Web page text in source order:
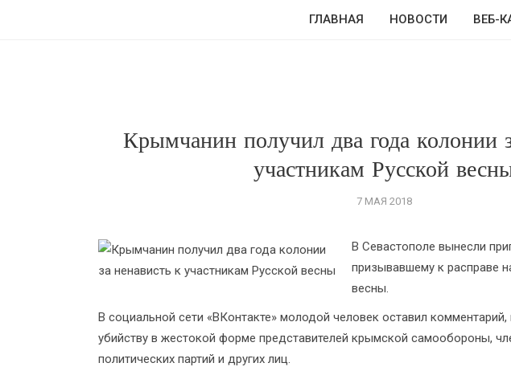
ГЛАВНАЯ НОВОСТИ ВЕБ-
Крымчанин получил два года колонии
участникам Русской
7 МАЯ 2018
В Севастополе вынесли
призывавшему к расправе
весны.
В социальной сети «ВКонтакте» молодой человек оставил
убийству в жестокой форме представителей крымской самообороны,
политических партий и других лиц.